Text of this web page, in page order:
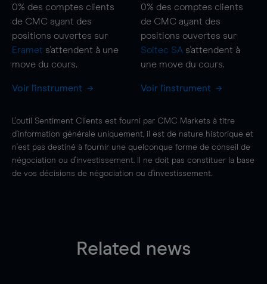
0% des comptes clients
de CMC ayant des
positions ouvertes sur
Eramet s'attendent à une
move du cours.
Voir l'instrument
0% des comptes clients
de CMC ayant des
positions ouvertes sur
Soitec SA s'attendent à
une move du cours.
Voir l'instrument
L'outil Sentiment Clients est fourni par CMC Markets à titre
d'information générale uniquement, il est de nature historique et
n'est pas destiné à fournir une quelconque forme de conseil de
négociation ou d'investissement. Il ne doit pas constituer la base
de vos décisions de négociation ou d'investissement.
Related news